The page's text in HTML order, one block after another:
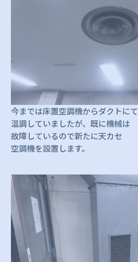
今までは床置空調機からダクトにて
温調していましたが、既に機械は
故障しているので新たに天カセ
空調機を設置します。